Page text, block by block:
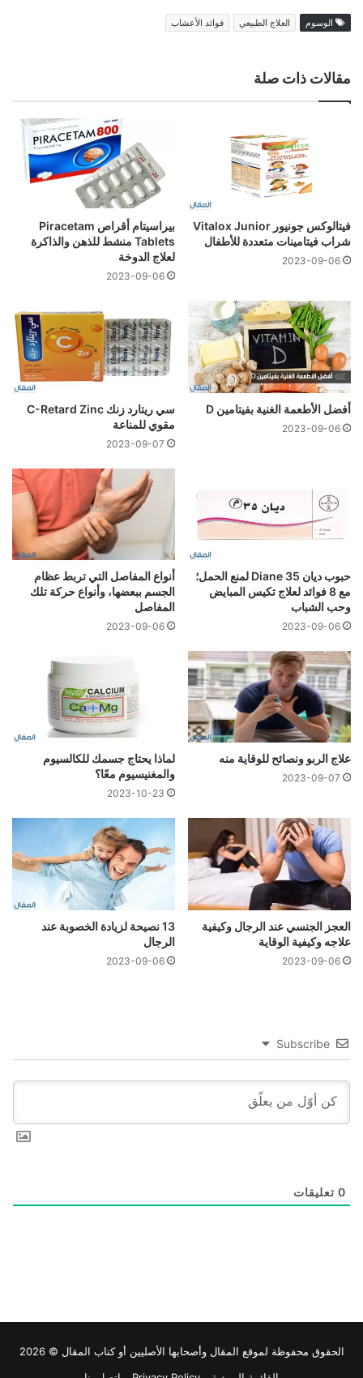
الوسوم العلاج الطبيعي فوائد الأعشاب
مقالات ذات صلة
فيتالوكس جونيور Vitalox Junior
شراب فيتامينات متعددة للأطفال
2023-09-06
بيراسيتام أقراص Piracetam
Tablets منشط للذهن والذاكرة
لعلاج الدوخة
2023-09-06
أفضل الأطعمة الغنية بفيتامين D
2023-09-06
سي ريتارد زنك C-Retard Zinc
مقوي للمناعة
2023-09-07
حبوب ديان 35 Diane لمنع الحمل؛
مع 8 فوائد لعلاج تكيس المبايض
وحب الشباب
2023-09-06
أنواع المفاصل التي تربط عظام
الجسم ببعضها، وأنواع حركة تلك
المفاصل
2023-09-06
علاج الربو ونصائح للوقاية منه
2023-09-07
لماذا يحتاج جسمك للكالسيوم
والمغنيسيوم معًا؟
2023-10-23
العجز الجنسي عند الرجال وكيفية
علاجه وكيفية الوقاية
2023-09-06
13 نصيحة لزيادة الخصوبة عند
الرجال
2023-09-06
Subscribe
0 تعليقات
الحقوق محفوظة لموقع المقال وأصحابها الأصليين أو كتاب المقال © 2026